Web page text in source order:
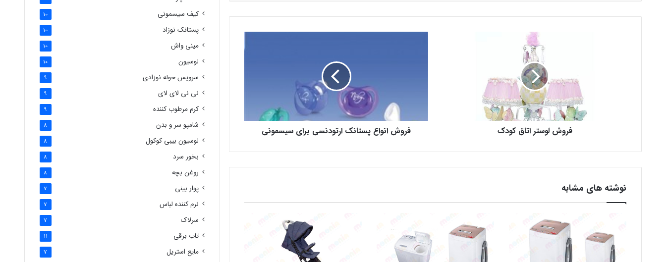
فروش لوستر اتاق کودک فروش انواع پستانک ارتودنسی برای سیسمونی
نوشته های مشابه
کیف سیسمونی 10
پستانک نوزاد 10
مینی واش 10
لوسیون 10
سرویس حوله نوزادی 9
نی نی لای لای 9
کرم مرطوب کننده 9
شامپو سر و بدن 8
لوسیون بیبی کوکول 8
بخور سرد 8
روغن بچه 8
پوار بینی 7
نرم کننده لباس 7
سرلاک 7
تاب برقی 11
مایع استریل 7